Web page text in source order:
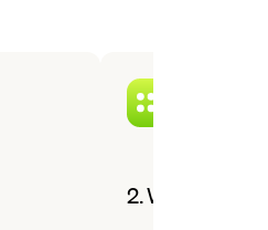
2. Wybierz